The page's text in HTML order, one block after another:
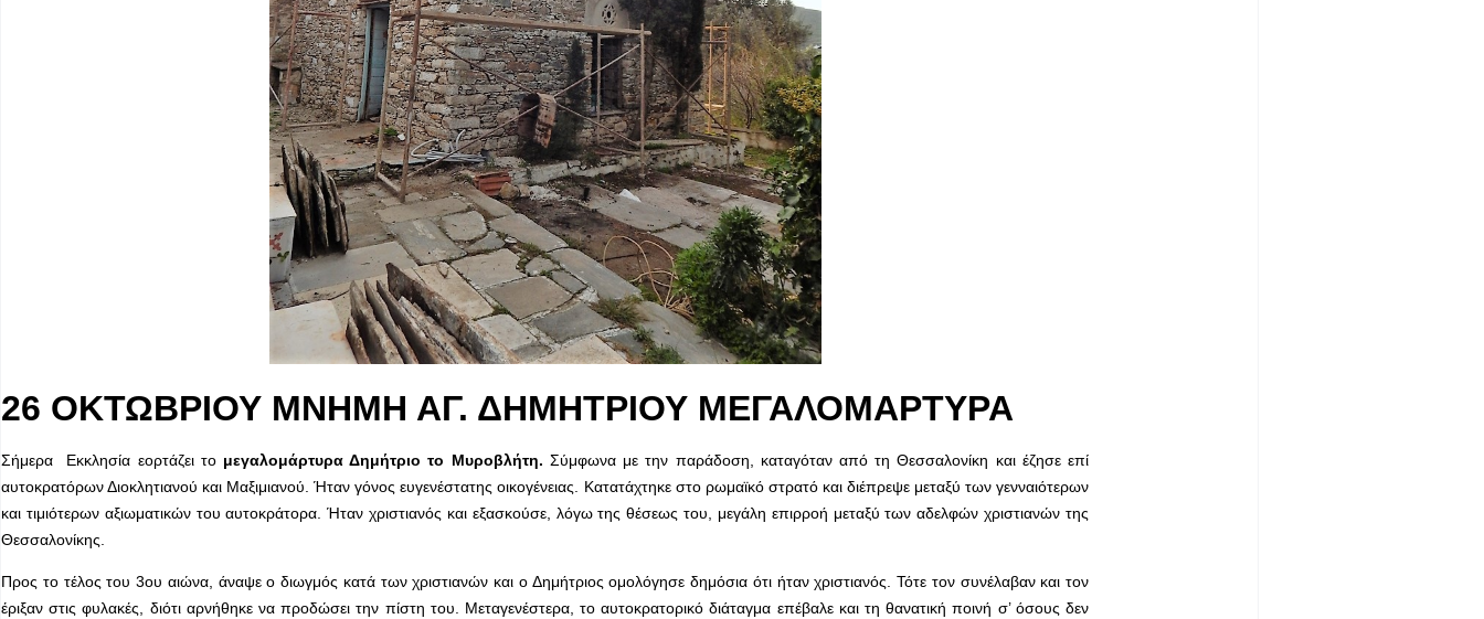
26 ΟΚΤΩΒΡΙΟΥ ΜΝΗΜΗ ΑΓ. ΔΗΜΗΤΡΙΟΥ ΜΕΓΑΛΟΜΑΡΤΥΡΑ
Σήμερα Εκκλησία εορτάζει το μεγαλομάρτυρα Δημήτριο το Μυροβλήτη. Σύμφωνα με την παράδοση, καταγόταν από τη Θεσσαλονίκη και έ­ζησε επί
αυτοκρατόρων Διοκλητιανού και Μαξιμιανού. Ήταν γόνος ευγενέστατης οικογένειας. Κατατάχτηκε στο ρωμαϊκό στρατό και διέπρεψε μεταξύ των γενναιότερων
και τιμιότερων αξιωματικών του αυτοκράτορα. Ήταν χρι­στιανός και εξασκούσε, λόγω της θέσεως του, μεγάλη επιρ­ροή μεταξύ των αδελφών χριστιανών της
Θεσσαλονίκης.
Προς το τέλος του 3ου αιώνα, άναψε ο διωγμός κατά των χριστιανών και ο Δημήτριος ομολόγησε δημόσια ότι ήταν χριστιανός. Τότε τον συνέλαβαν και τον
έριξαν στις φυλακές, διότι αρνήθηκε να προδώσει την πίστη του. Με­ταγενέστερα, το αυτοκρατορικό διάταγμα επέβαλε και τη θανατική ποινή σ’ όσους δεν